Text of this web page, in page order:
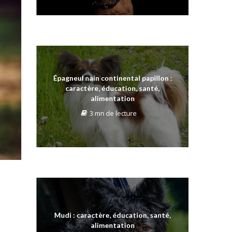
Épagneul nain continental papillon :
caractère, éducation, santé,
alimentation
3 mn de lecture
Mudi : caractère, éducation, santé,
alimentation